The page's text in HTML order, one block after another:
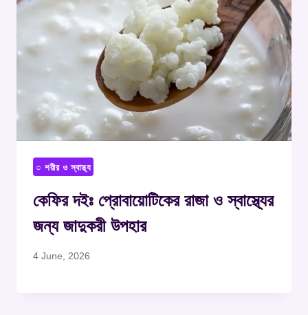
○ শরীর ও স্বাস্থ্য
কেফির দইঃ প্রোবায়োটিকের রাজা ও স্বাস্থ্যের
জন্য জাদুকরী উপহার
4 June, 2026